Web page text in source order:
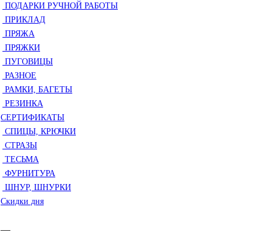
ПОДАРКИ РУЧНОЙ РАБОТЫ
ПРИКЛАД
ПРЯЖА
ПРЯЖКИ
ПУГОВИЦЫ
РАЗНОЕ
РАМКИ, БАГЕТЫ
РЕЗИНКА
СЕРТИФИКАТЫ
СПИЦЫ, КРЮЧКИ
СТРАЗЫ
ТЕСЬМА
ФУРНИТУРА
ШНУР, ШНУРКИ
Скидки дня